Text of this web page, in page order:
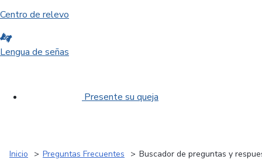
Centro de relevo
Lengua de señas
Presente su queja
Inicio Preguntas Frecuentes Buscador de preguntas y